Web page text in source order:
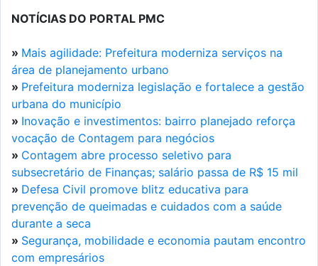
NOTÍCIAS DO PORTAL PMC
» Mais agilidade: Prefeitura moderniza serviços na
área de planejamento urbano
» Prefeitura moderniza legislação e fortalece a gestão
urbana do município
» Inovação e investimentos: bairro planejado reforça
vocação de Contagem para negócios
» Contagem abre processo seletivo para
subsecretário de Finanças; salário passa de R$ 15 mil
» Defesa Civil promove blitz educativa para
prevenção de queimadas e cuidados com a saúde
durante a seca
» Segurança, mobilidade e economia pautam encontro
com empresários